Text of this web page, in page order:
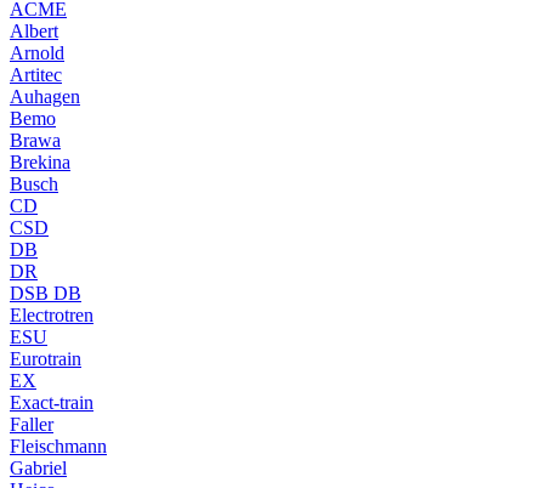
ACME
Albert
Arnold
Artitec
Auhagen
Bemo
Brawa
Brekina
Busch
CD
CSD
DB
DR
DSB DB
Electrotren
ESU
Eurotrain
EX
Exact-train
Faller
Fleischmann
Gabriel